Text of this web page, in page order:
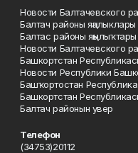
Новости Балтачевского
Балтач районы яңалыклары
Балтас районы яңылыҡтары
Новости Балтачевского
Башкортстан
Новости Республики
Башҡортостан
Башкортстан
Балтач районын увер
Телефон
(34753)20112